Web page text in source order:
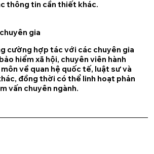
thông tin cần thiết khác.
gia
cường hợp tác với các chuyên gia
hiểm xã hội, chuyên viên hành
về quan hệ quốc tế, luật sư và
đồng thời có thể linh hoạt phản
vấn chuyên ngành.